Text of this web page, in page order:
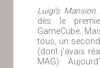
Luigi’s Mansion
dès le
GameCube.
tous, un
(dont j’avais
MAG).